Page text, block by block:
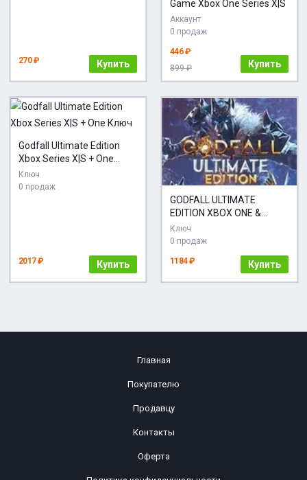
270 ₽ Купить
Game Xbox One Series X|S
Аккаунт
0 продаж
446 ₽
899 ₽
Купить
Godfall Ultimate Edition
Xbox Series X|S + One
Ключ
Ключ
0 продаж
2017 ₽ Купить
GODFALL ULTIMATE
EDITION XBOX ONE &
SERIES X|S КЛЮЧ
Ключ
0 продаж
1184 ₽ Купить
Главная
Покупателю
Продавцу
Контакты
Оферта